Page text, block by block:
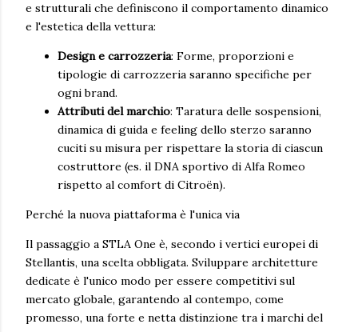
e strutturali che definiscono il comportamento dinamico
e l'estetica della vettura:
Design e carrozzeria: Forme, proporzioni e
tipologie di carrozzeria saranno specifiche per
ogni brand.
Attributi del marchio: Taratura delle sospensioni,
dinamica di guida e feeling dello sterzo saranno
cuciti su misura per rispettare la storia di ciascun
costruttore (es. il DNA sportivo di Alfa Romeo
rispetto al comfort di Citroën).
Perché la nuova piattaforma è l'unica via
Il passaggio a STLA One è, secondo i vertici europei di
Stellantis, una scelta obbligata. Sviluppare architetture
dedicate è l'unico modo per essere competitivi sul
mercato globale, garantendo al contempo, come
promesso, una forte e netta distinzione tra i marchi del